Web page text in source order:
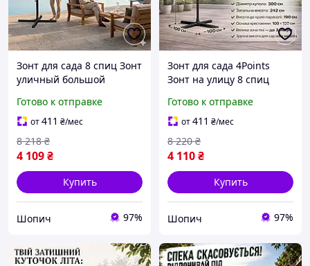
Зонт для сада 8 спиц Зонт
уличный большой
Садовый зонт с
металлической стойкой 3
м
Готово к отправке
от411 ₴/мес
4 109₴
8 218 ₴
Купить
Шопич 97%
Зонт для сада 4Points
Зонт на улицу 8 спиц
полиэстер 160 г/кв.м
Садовые зонты от солнца
Готово к отправке
от411 ₴/мес
4 110₴
8 220 ₴
Купить
Шопич 97%